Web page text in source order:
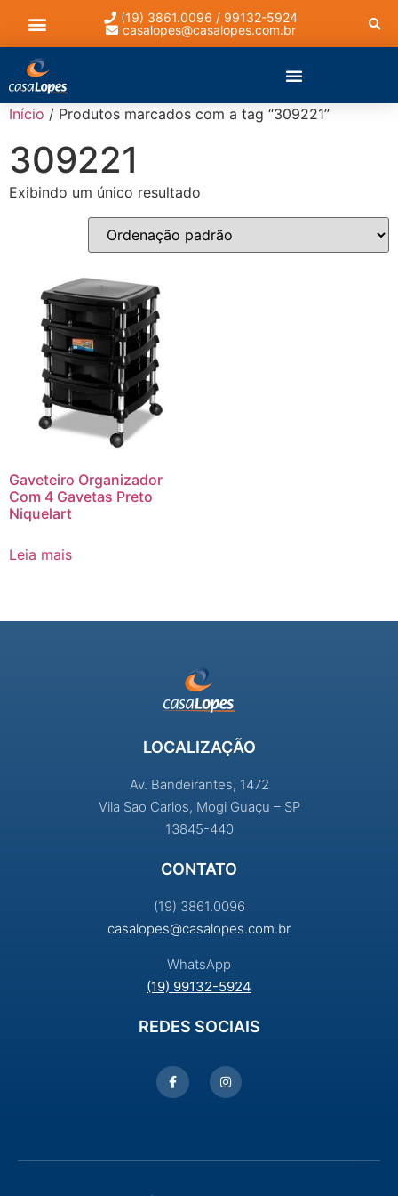
(19) 3861.0096 / 99132-5924
casalopes@casalopes.com.br
Início / Produtos marcados com a tag “309221”
309221
Exibindo um único resultado
Gaveteiro Organizador
Com 4 Gavetas Preto
Niquelart
Leia mais
LOCALIZAÇÃO
Av. Bandeirantes, 1472
Vila Sao Carlos, Mogi Guaçu – SP
13845-440
CONTATO
(19) 3861.0096
casalopes@casalopes.com.br
WhatsApp
(19) 99132-5924
REDES SOCIAIS